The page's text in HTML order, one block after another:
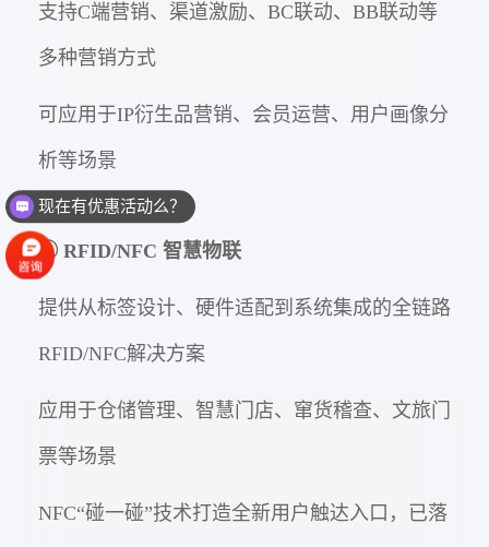
支持C端营销、渠道激励、BC联动、BB联动等
多种营销方式
可应用于IP衍生品营销、会员运营、用户画像分
析等场景
④ RFID/NFC 智慧物联
提供从标签设计、硬件适配到系统集成的全链路
RFID/NFC解决方案
应用于仓储管理、智慧门店、窜货稽查、文旅门
票等场景
NFC“碰一碰”技术打造全新用户触达入口，已落
现在有优惠活动么？